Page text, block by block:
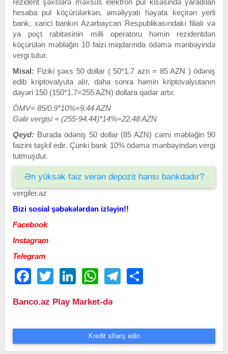
rezident şəxslərə məxsus elektron pul kisəsində yaradılan
hesaba pul köçürülərkən, əməliyyatı həyata keçirən yerli
bank, xarici bankın Azərbaycan Respublikasındakı filialı və
ya poçt rabitəsinin milli operatoru həmin rezidentdən
köçürülən məbləğin 10 faizi miqdarında ödəmə mənbəyində
vergi tutur.
Misal: Fiziki şəxs 50 dollar ( 50*1.7 azn = 85 AZN ) ödəniş
edib kriptovalyuta alır, daha sonra həmin kriptovalyutanın
dəyəri 150 (150*1.7=255 AZN) dollara qədər artır.
ÖMV= 85/0.9*10%=9.44 AZN
Gəlir vergisi = (255-94.44)*14%=22.48 AZN
Qeyd: Burada ödəniş 50 dollar (85 AZN) cəmi məbləğin 90
faizini təşkil edir. Çünki bank 10% ödəmə mənbəyindən vergi
tutmuşdur.
Ən yüksək faiz verən depozit hansı bankdadır?
vergiler.az
Bizi sosial şəbəkələrdən izləyin!!
Facebook
Instagram
Telegram
FacebookTwitter LinkedIn WhatsAppTelegram
Banco.az Play Market-də
Kredit sifariş edin